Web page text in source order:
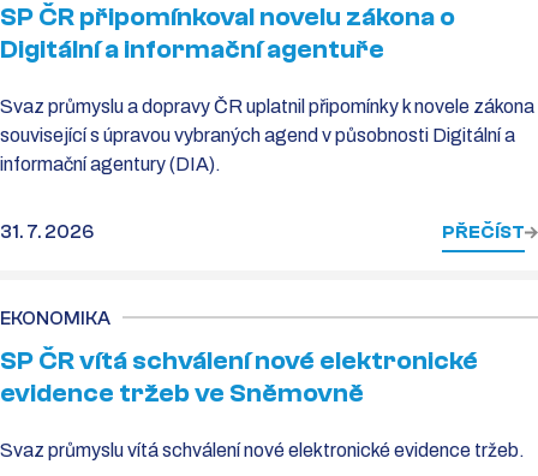
SP ČR připomínkoval novelu zákona o
Digitální a informační agentuře
Svaz průmyslu a dopravy ČR uplatnil připomínky k novele zákona
související s úpravou vybraných agend v působnosti Digitální a
informační agentury (DIA).
31. 7. 2026 PŘEČÍST
EKONOMIKA
SP ČR vítá schválení nové elektronické
evidence tržeb ve Sněmovně
Svaz průmyslu vítá schválení nové elektronické evidence tržeb.